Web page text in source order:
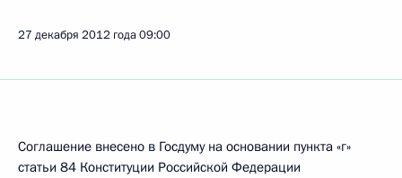
27 декабря 2012 года09:00
Соглашение внесено в Госдуму на основании пункта «г»
статьи 84 Конституции Российской Федерации